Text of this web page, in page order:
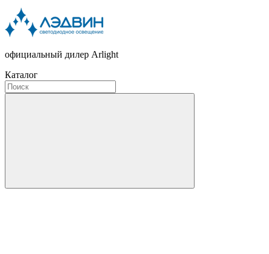
официальный дилер Arlight
Каталог